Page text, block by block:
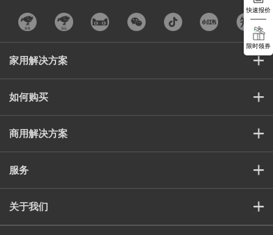
家用解决方案
如何购买
商用解决方案
服务
关于我们
快速报价
限时领券